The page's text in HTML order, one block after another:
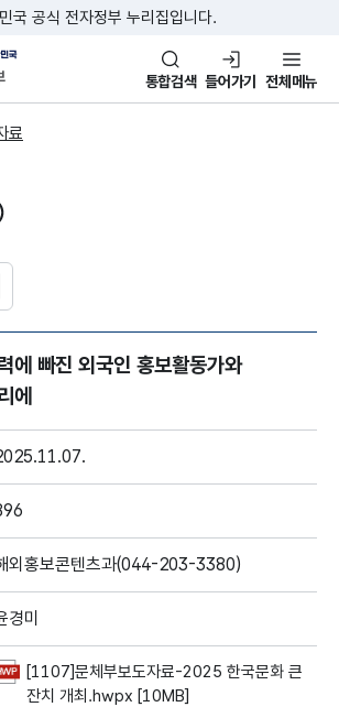
본문 바로가기
주메뉴 바로가기
국 공식 전자정부 누리집입니다.
부
인 나라, 함께 행복
통합검색 들어가기 전체메뉴
료
콘텐츠 설정하기
에 빠진 외국인 홍보활동가와
에
외홍보콘텐츠과(044-203-3380)
경미
[1107]문체부보도자료-2025 한국문화 큰
잔치 개최.hwpx [10MB]